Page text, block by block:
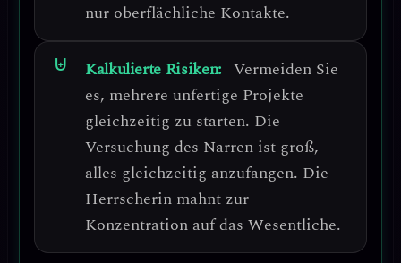
nur oberflächliche Kontakte.
Kalkulierte Risiken: Vermeiden Sie
es, mehrere unfertige Projekte
gleichzeitig zu starten. Die
Versuchung des Narren ist groß,
alles gleichzeitig anzufangen. Die
Herrscherin mahnt zur
Konzentration auf das Wesentliche.